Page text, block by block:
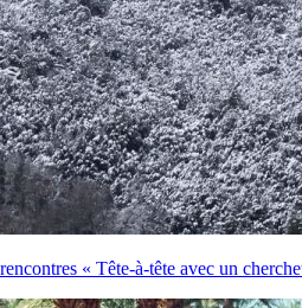
« Tête-à-tête avec un